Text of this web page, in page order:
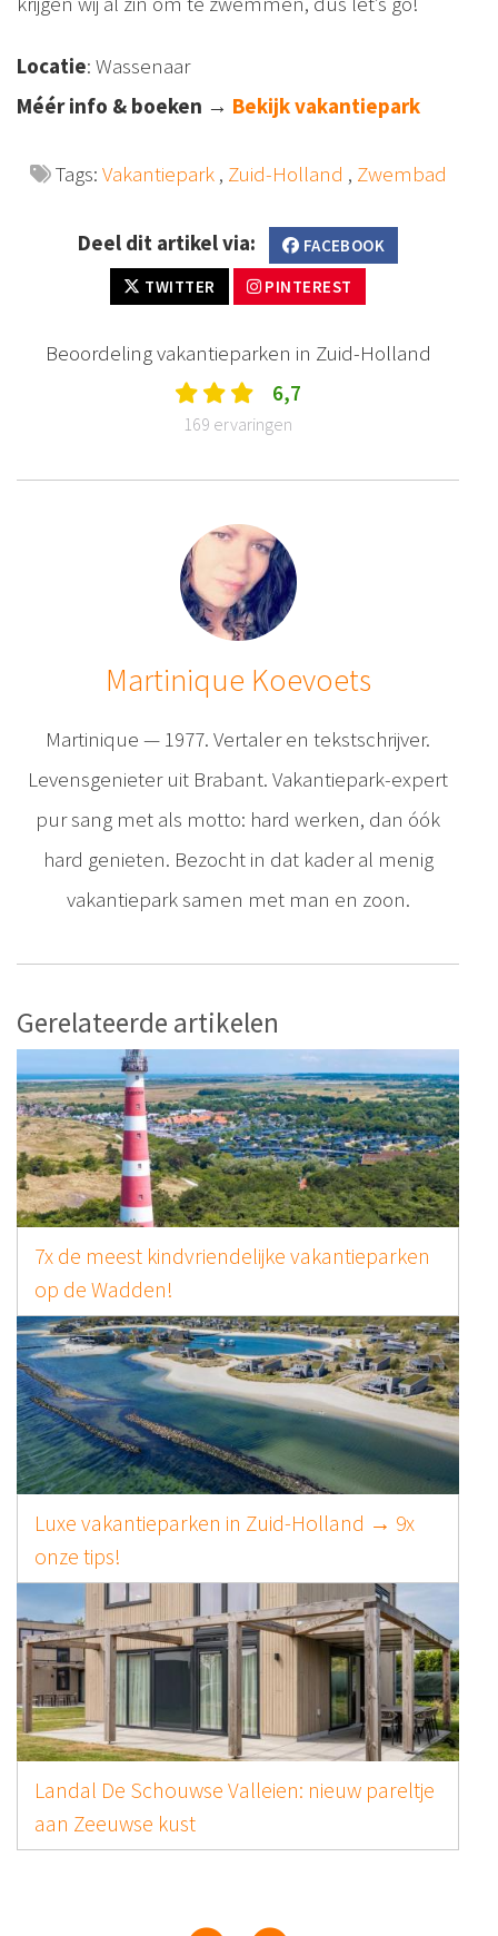
Locatie: Wassenaar
Méér info & boeken → Bekijk vakantiepark
Tags: Vakantiepark, Zuid-Holland , Zwembad
Deel dit artikel via:
FACEBOOK
TWITTER
PINTEREST
Beoordeling vakantieparken in Zuid-Holland
6,7
169 ervaringen
Martinique Koevoets
Martinique — 1977. Vertaler en tekstschrijver.
Levensgenieter uit Brabant. Vakantiepark-expert
pur sang met als motto: hard werken, dan óók
hard genieten. Bezocht in dat kader al menig
vakantiepark samen met man en zoon.
Gerelateerde artikelen
7x de meest kindvriendelijke vakantieparken
op de Wadden!
Luxe vakantieparken in Zuid-Holland → 9x
onze tips!
Landal De Schouwse Valleien: nieuw pareltje
aan Zeeuwse kust